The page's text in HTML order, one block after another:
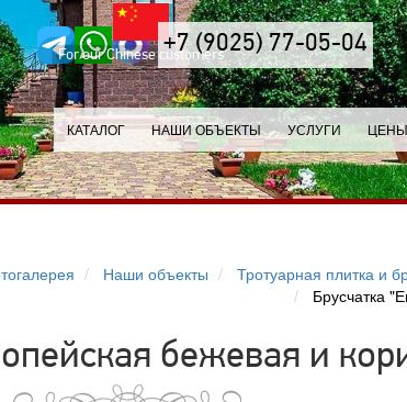
For our Chinese customers+7 (9025) 77-05-04
КАТАЛОГ НАШИ ОБЪЕКТЫ УСЛУГИ ЦЕНЫ
Наши объекты Тротуарная плитка и
Брусчатка
бежевая и